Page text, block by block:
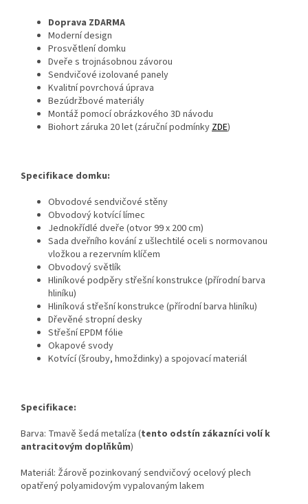
Doprava ZDARMA
Moderní design
Prosvětlení domku
Dveře s trojnásobnou závorou
Sendvičové izolované panely
Kvalitní povrchová úprava
Bezúdržbové materiály
Montáž pomocí obrázkového 3D návodu
Biohort záruka 20 let (záruční podmínky ZDE)
Specifikace domku:
Obvodové sendvičové stěny
Obvodový kotvící límec
Jednokřídlé dveře (otvor 99 x 200 cm)
Sada dveřního kování z ušlechtilé oceli s normovanou
vložkou a rezervním klíčem
Obvodový světlík
Hliníkové podpěry střešní konstrukce (přírodní barva
hliníku)
Hliníková střešní konstrukce (přírodní barva hliníku)
Dřevěné stropní desky
Střešní EPDM fólie
Okapové svody
Kotvící (šrouby, hmoždinky) a spojovací materiál
Specifikace:
Barva: Tmavě šedá metalíza (tento odstín zákazníci volí k
antracitovým doplňkům)
Materiál: Žárově pozinkovaný sendvičový ocelový plech
opatřený polyamidovým vypalovaným lakem